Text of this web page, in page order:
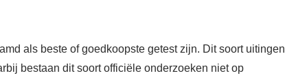
als beste of goedkoopste getest zijn. Dit soort uitingen
bestaan dit soort officiële onderzoeken niet op